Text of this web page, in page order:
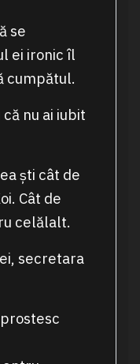
se
ei ironic îl
cumpătul.
nu ai iubit
ști cât de
Cât de
celălalt.
secretara